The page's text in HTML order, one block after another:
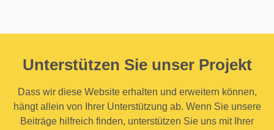
Unterstützen Sie unser Projekt
Dass wir diese Website erhalten und erweitern können,
hängt allein von Ihrer Unterstützung ab. Wenn Sie unsere
Beiträge hilfreich finden, unterstützen Sie uns mit Ihrer